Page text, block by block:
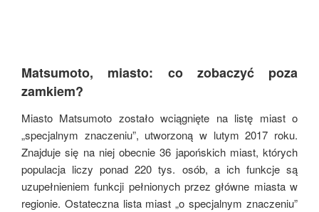
Matsumoto, miasto: co zobaczyć poza
zamkiem?
Miasto Matsumoto zostało wciągnięte na listę miast o
„specjalnym znaczeniu”, utworzoną w lutym 2017 roku.
Znajduje się na niej obecnie 36 japońskich miast, których
populacja liczy ponad 220 tys. osób, a ich funkcje są
uzupełnieniem funkcji pełnionych przez główne miasta w
regionie. Ostateczna lista miast „o specjalnym znaczeniu”